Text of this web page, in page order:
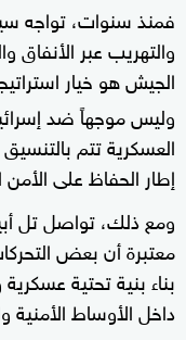
فمنذ سنوات، تواجه
والتهريب عبر الأنفاق
الجيش هو خيار
وليس موجهاً ضد
العسكرية تتم
إطار الحفاظ على
ومع ذلك، تواصل تل
معتبرة أن بعض
بناء بنية تحتية
داخل الأوساط الأمنية